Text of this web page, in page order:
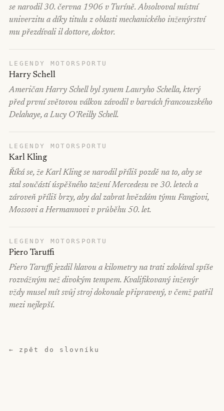
se narodil 30. června 1906 v Turíně. Absolvoval místní
univerzitu a díky titulu z oblasti mechanického inženýrství
mu přezdívali il dottore, doktor.
LEGENDY MOTORSPORTU
Harry Schell
Američan Harry Schell byl synem Lauryho Schella, který
před první světovou válkou závodil v barvách francouzského
Delahaye, a Lucy O’Reilly Schell.
LEGENDY MOTORSPORTU
Karl Kling
Říká se, že Karl Kling se narodil příliš pozdě na to, aby se
stal součástí úspěšného tažení Mercedesu ve 30. letech a
zároveň příliš brzy, aby dal zabrat hvězdám týmu Fangiovi,
Mossovi a Hermannovi v průběhu 50. let.
LEGENDY MOTORSPORTU
Piero Taruffi
Piero Taruffi jezdil hlavou a kilometry na trati zdolával spíše
rozvážným než divokým tempem. Kvalifikovaný inženýr
vždy musel mít svůj stroj dokonale připravený, v čemž patřil
mezi nejlepší.
← zpět do slovníku